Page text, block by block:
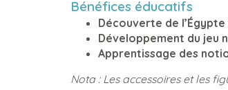
Bénéfices éducatifs
Découverte de
Développement du jeu
Apprentissage des
Nota : Les accessoires et les